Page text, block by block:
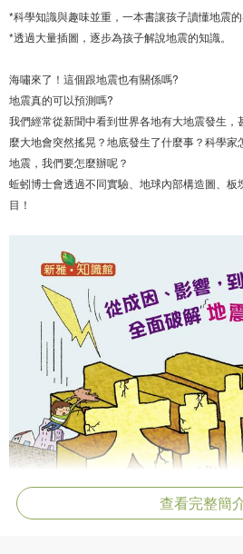
*科學知識與趣味並重，一本書讓孩子讀懂地震的
*透過大量插圖，逐步為孩子解說地震的知識。
海嘯來了！這個跟地震也有關係嗎?
地震真的可以預測嗎?
我們經常從新聞中看到世界各地有大地震發生
麼大地會突然搖晃？地底發生了什麼事？科學
地震，我們要怎麼辦呢？
蚯蚓博士會透過不同實驗、地球內部構造圖、
目！
查看完整簡